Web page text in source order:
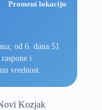
Promeni lokaciju
od 6. dana 51
i
vrednost.
Kozjak